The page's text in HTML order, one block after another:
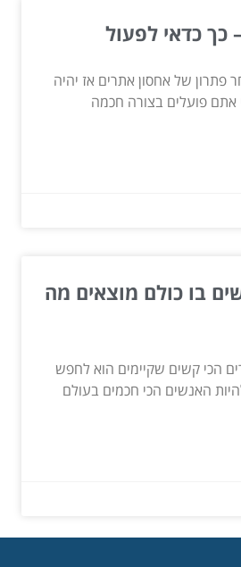
כך כדאי לפעול
של אחסון אתרים אז יהיה
אתם פועלים בצורה חכמה
בו כולם מוצאים מה
הכי קשים שקיימים הוא לחפש
האנשים הכי חכמים בעולם